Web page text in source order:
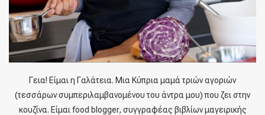
Γεια! Είμαι η Γαλάτεια. Μια Κύπρια μαμά τριών αγοριών
(τεσσάρων συμπεριλαμβανομένου του άντρα μου) που ζει στην
κουζίνα. Είμαι food blogger, συγγραφέας βιβλίων μαγειρικής